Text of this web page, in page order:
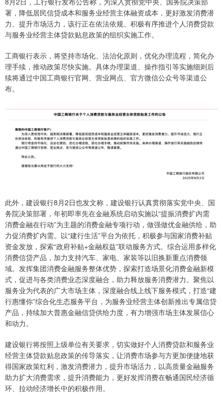
署，降低居民信贷成本和服务业经营主体融资成本，更好激发消费潜
力、提升市场活力，该行正在依法依规、积极有序推进个人消费贷款
与服务业经营主体贷款贴息政策的组织实施工作。
工商银行表示，将坚持市场化、法治化原则，优化办理流程，简化办
理手续，推动政策尽快实施。具体办理渠道、操作指引等实施细则后
续将通过中国工商银行官网、营业网点、官方微信公众号等渠道公
布。
此外，建设银行8月2日也发文称，建设银行认真贯彻落实党中央、国
务院决策部署，年初即率先在金融系统启动实施以“提振消费扩内需
消费金融在行动”为主题的消费金融专项行动，做强做优金融供给，助
力促消费扩内需。以“建行生活”平台为依托，积极参与国家消费补贴
资金发放，探索“政府补贴+金融权益”联动服务方式。综合运用多样化
消费信贷产品，加力支持汽车、家电、家装等以旧换新重点消费领
域。发挥集团消费金融服务整体优势，探索打造场景化消费金融新模
式，促进与各类消费业态深度融合，助力释放服务消费潜力。聚焦以
服务业为代表的广大市场主体，深度融合线上线下服务模式，打造“建
行惠懂你”综合化生态服务平台，为服务业经营主体创新推出专属信贷
产品，持续加大普惠金融信贷供给力度，有力增强市场主体发展信心
和动力。
建设银行将按照上级单位有关要求，切实做好个人消费贷款和服务业
经营主体贷款贴息政策的传导落实，让消费市场参与方更加便捷地获
得国家政策红利，激发消费潜力，提升市场活力，以高质量金融服务
助力扩大消费需求，提升消费能力，更好发挥消费在畅通国民经济循
环、拉动经济增长中的积极作用。